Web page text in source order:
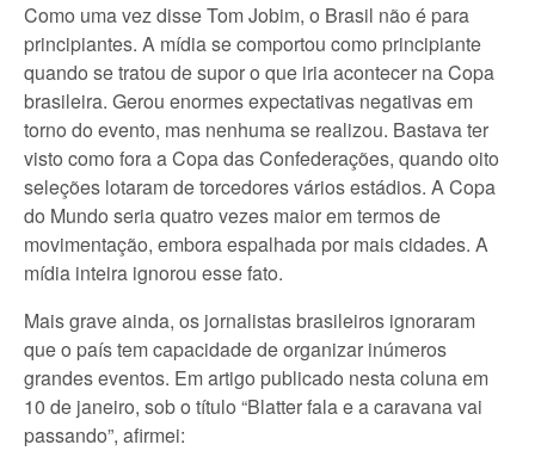
Como uma vez disse Tom Jobim, o Brasil não é para
principiantes. A mídia se comportou como principiante
quando se tratou de supor o que iria acontecer na Copa
brasileira. Gerou enormes expectativas negativas em
torno do evento, mas nenhuma se realizou. Bastava ter
visto como fora a Copa das Confederações, quando oito
seleções lotaram de torcedores vários estádios. A Copa
do Mundo seria quatro vezes maior em termos de
movimentação, embora espalhada por mais cidades. A
mídia inteira ignorou esse fato.
Mais grave ainda, os jornalistas brasileiros ignoraram
que o país tem capacidade de organizar inúmeros
grandes eventos. Em artigo publicado nesta coluna em
10 de janeiro, sob o título “Blatter fala e a caravana vai
passando”, afirmei: